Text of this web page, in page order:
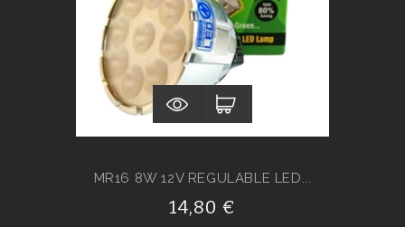
MR16 8W 12V REGULABLE LED...
14,80 €